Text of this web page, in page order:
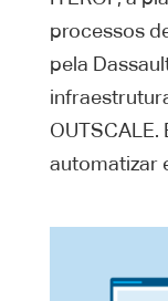
processos
pela
automatizar